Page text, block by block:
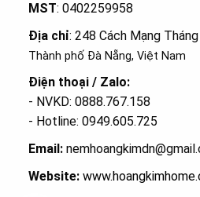
MST: 0402259958
Địa chỉ: 248 Cách Mạng
Thành phố Đà Nẵng, Việt Nam
Điện thoại / Zalo:
- NVKD: 0888.767.158
- Hotline: 0949.605.725
Email:
Website: